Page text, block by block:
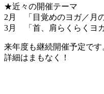
★近々の開催テーマ
2月 「目覚めのヨガ／月の
3月 「首、肩らくらくヨ
来年度も継続開催予定です
詳細はまもなく！